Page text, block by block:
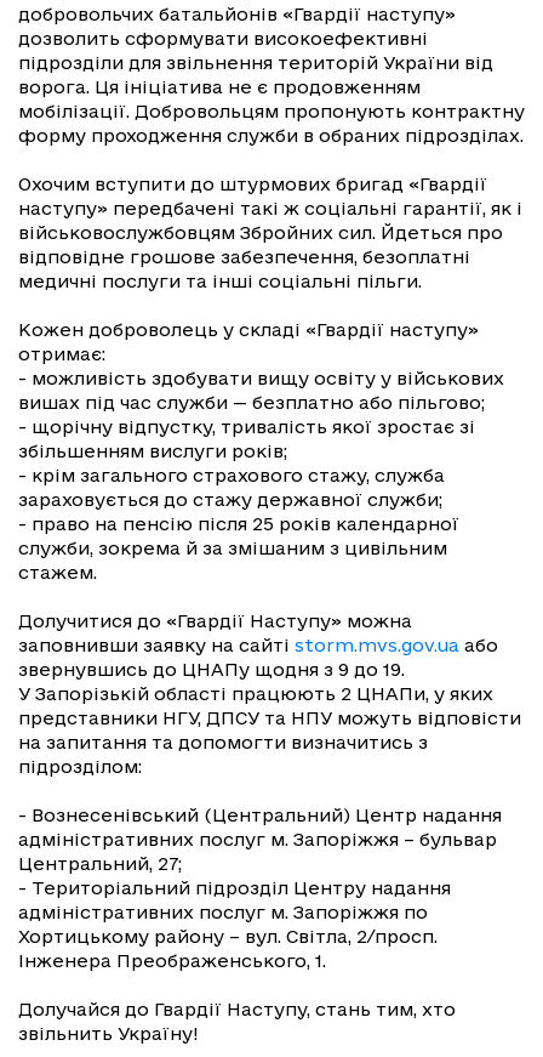
добровольчих батальйонів «Гвардії наступу»
дозволить сформувати високоефективні
підрозділи для звільнення територій України від
ворога. Ця ініціатива не є продовженням
мобілізації. Добровольцям пропонують контрактну
форму проходження служби в обраних підрозділах.
Охочим вступити до штурмових бригад «Гвардії
наступу» передбачені такі ж соціальні гарантії, як і
військовослужбовцям Збройних сил. Йдеться про
відповідне грошове забезпечення, безоплатні
медичні послуги та інші соціальні пільги.
Кожен доброволець у складі «Гвардії наступу»
отримає:
- можливість здобувати вищу освіту у військових
вишах під час служби — безплатно або пільгово;
- щорічну відпустку, тривалість якої зростає зі
збільшенням вислуги років;
- крім загального страхового стажу, служба
зараховується до стажу державної служби;
- право на пенсію після 25 років календарної
служби, зокрема й за змішаним з цивільним
стажем.
Долучитися до «Гвардії Наступу» можна
заповнивши заявку на сайті storm.mvs.gov.ua або
звернувшись до ЦНАПу щодня з 9 до 19.
У Запорізькій області працюють 2 ЦНАПи, у яких
представники НГУ, ДПСУ та НПУ можуть відповісти
на запитання та допомогти визначитись з
підрозділом:
- Вознесенівський (Центральний) Центр надання
адміністративних послуг м. Запоріжжя – бульвар
Центральний, 27;
- Територіальний підрозділ Центру надання
адміністративних послуг м. Запоріжжя по
Хортицькому району – вул. Світла, 2/просп.
Інженера Преображенського, 1.
Долучайся до Гвардії Наступу, стань тим, хто
звільнить Україну!